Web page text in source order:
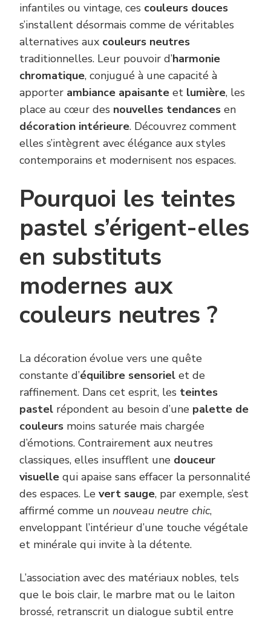
infantiles ou vintage, ces couleurs douces
s’installent désormais comme de véritables
alternatives aux couleurs neutres
traditionnelles. Leur pouvoir d’harmonie
chromatique, conjugué à une capacité à
apporter ambiance apaisante et lumière, les
place au cœur des nouvelles tendances en
décoration intérieure. Découvrez comment
elles s’intègrent avec élégance aux styles
contemporains et modernisent nos espaces.
Pourquoi les teintes
pastel s’érigent-elles
en substituts
modernes aux
couleurs neutres ?
La décoration évolue vers une quête
constante d’équilibre sensoriel et de
raffinement. Dans cet esprit, les teintes
pastel répondent au besoin d’une palette de
couleurs moins saturée mais chargée
d’émotions. Contrairement aux neutres
classiques, elles insufflent une douceur
visuelle qui apaise sans effacer la personnalité
des espaces. Le vert sauge, par exemple, s’est
affirmé comme un nouveau neutre chic,
enveloppant l’intérieur d’une touche végétale
et minérale qui invite à la détente.
L’association avec des matériaux nobles, tels
que le bois clair, le marbre mat ou le laiton
brossé, retranscrit un dialogue subtil entre